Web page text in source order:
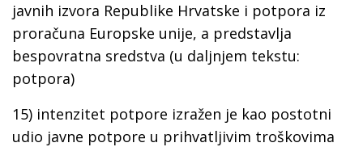
javnih izvora Republike Hrvatske i potpora iz
proračuna Europske unije, a predstavlja
bespovratna sredstva (u daljnjem tekstu:
potpora)
15) intenzitet potpore izražen je kao postotni
udio javne potpore u prihvatljivim troškovima